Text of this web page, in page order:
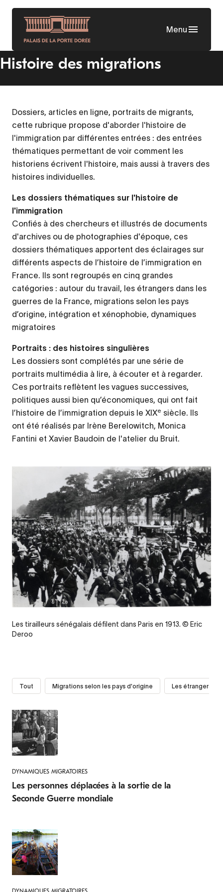
Aller
contenu
principal
Menu
Histoire des migrations
Legende
Les tirailleurs sénégalais défilent dans Paris en 1913. © Eric
Deroo
Dossiers, articles en ligne, portraits de migrants,
cette rubrique propose d'aborder l'histoire de
l'immigration par différentes entrées : des entrées
thématiques permettant de voir comment les
historiens écrivent l'histoire, mais aussi à travers des
histoires individuelles.
Les dossiers thématiques sur l'histoire de
l'immigration
Confiés à des chercheurs et illustrés de documents
d'archives ou de photographies d'époque, ces
dossiers thématiques apportent des éclairages sur
différents aspects de l’histoire de l’immigration en
France. Ils sont regroupés en cinq grandes
catégories : autour du travail, les étrangers dans les
guerres de la France, migrations selon les pays
d’origine, intégration et xénophobie, dynamiques
migratoires
Portraits : des histoires singulières
Les dossiers sont complétés par une série de
portraits multimédia à lire, à écouter et à regarder.
Ces portraits reflètent les vagues successives,
politiques aussi bien qu’économiques, qui ont fait
l’histoire de l’immigration depuis le XIXe siècle. Ils
ont été réalisés par Irène Berelowitch, Monica
Fantini et Xavier Baudoin de l'atelier du Bruit.
Tout Migrations selon les pays d'origine Les étrangers
DYNAMIQUES MIGRATOIRES
Les personnes déplacées à la sortie de la
Seconde Guerre mondiale